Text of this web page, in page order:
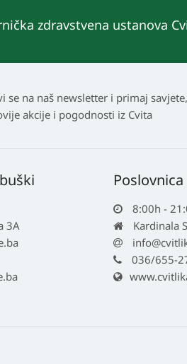
zdravstvena ustanova
se na naš newsletter i primaj savjete,
akcije i pogodnosti iz Cvita
3A
8:00h -
Kardinala
036/655-